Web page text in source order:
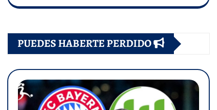
PUEDES HABERTE PERDIDO